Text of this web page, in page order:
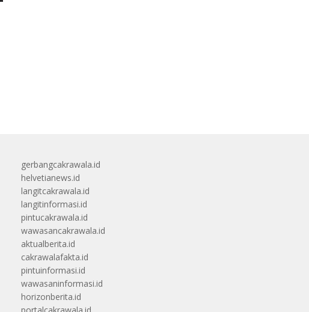
gerbangcakrawala.id
helvetianews.id
langitcakrawala.id
langitinformasi.id
pintucakrawala.id
wawasancakrawala.id
aktualberita.id
cakrawalafakta.id
pintuinformasi.id
wawasaninformasi.id
horizonberita.id